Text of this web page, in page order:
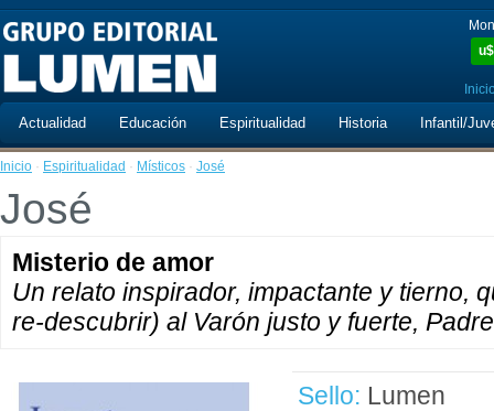
u$
Actualidad Educación Espiritualidad Historia Infantil/
Inicio · Espiritualidad · Místicos · José
José
Misterio de amor
Un relato inspirador, impactante y tierno,
re-descubrir) al Varón justo y fuerte,
Sello: Lumen